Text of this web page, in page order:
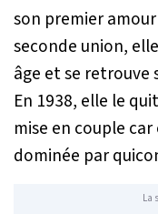
son premier
seconde union,
âge et se retrouve
En 1938, elle le
mise en couple car
dominée par
La